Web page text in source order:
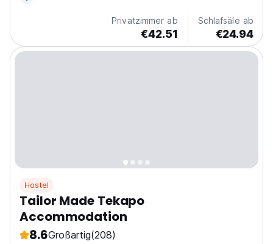
Privatzimmer ab
€42.51
Schlafsäle ab
€24.94
Hostel
Tailor Made Tekapo
Accommodation
8.6Großartig(208)